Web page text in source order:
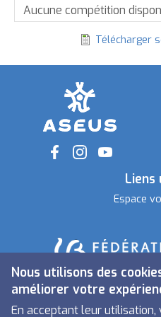
par
ordre
décroissant
Aucune compétition
Télécharger
Social
Liens
Espace
Nous utilisons des
améliorer votre
En acceptant leur utilisation,